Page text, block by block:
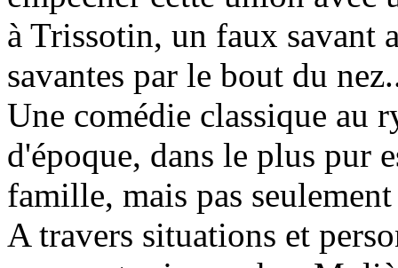
à Trissotin, un faux savant
savantes par le bout du
Une comédie classique au
d'époque, dans le plus pur
famille, mais pas
A travers situations et